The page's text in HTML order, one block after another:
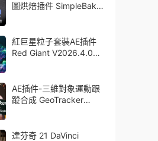
圖烘焙插件 SimpleBake
紅巨星粒子套裝AE插件
Red Giant V2026.4.0
Bullet + VFX Suit
AE插件-三維對象運動跟
蹤合成 GeoTracker
達芬奇 21 DaVinci